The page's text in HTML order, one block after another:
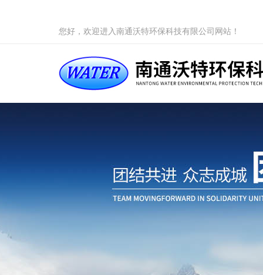
您好，欢迎进入南通沃特环保科技有限公司网站！